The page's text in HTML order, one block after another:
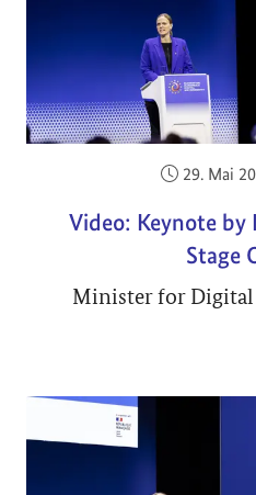
29. Mai
Video: Keynote
Stage
Minister for